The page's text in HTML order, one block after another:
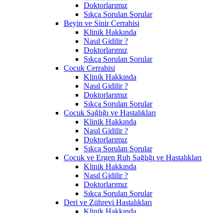
Doktorlarımız
Sıkça Sorulan Sorular
Beyin ve Sinir Cerrahisi
Klinik Hakkında
Nasıl Gidilir ?
Doktorlarımız
Sıkça Sorulan Sorular
Çocuk Cerrahisi
Klinik Hakkında
Nasıl Gidilir ?
Doktorlarımız
Sıkça Sorulan Sorular
Çocuk Sağlığı ve Hastalıkları
Klinik Hakkında
Nasıl Gidilir ?
Doktorlarımız
Sıkça Sorulan Sorular
Çocuk ve Ergen Ruh Sağlığı ve Hastalıkları
Klinik Hakkında
Nasıl Gidilir ?
Doktorlarımız
Sıkça Sorulan Sorular
Deri ve Zührevi Hastalıkları
Klinik Hakkında